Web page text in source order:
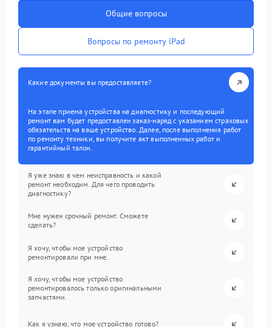
Общие вопросы
Вопросы по ремонту iPad
Какие документы вы предоставляете?
На этапе приема устройства на диагностику и последующий
ремонт вам будет предоставлен заказ-наряд с указанием страховых
обязательств на ваше устройство. Далее, после выполнения работ
по ремонту техники, вы получите акт выполненных работ и
гарантийный талон.
Я уже знаю в чем неисправность и какой
ремонт необходим. Для чего проводить
диагностику?
Мне нужен срочный ремонт. Сможете
сделать?
Я хочу, чтобы мое устройство
ремонтировали при мне.
Я хочу, чтобы мое устройство
ремонтировалось только оригинальными
запчастями.
Как я узнаю, что мое устройство готово?